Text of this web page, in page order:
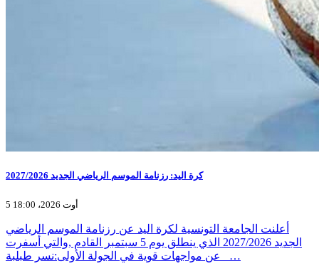
كرة اليد: رزنامة الموسم الرياضي الجديد 2027/2026
5 أوت 2026، 18:00
أعلنت الجامعة التونسية لكرة اليد عن رزنامة الموسم الرياضي
الجديد 2027/2026 الذي ينطلق يوم 5 سبتمبر القادم ,والتي أسفرت
عن مواجهات قوية في الجولة الأولى:نسر طبلبة _…